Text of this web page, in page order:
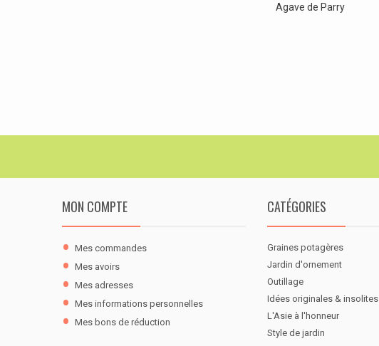
Agave de Parry
MON COMPTE
Mes commandes
Mes avoirs
Mes adresses
Mes informations personnelles
Mes bons de réduction
CATÉGORIES
Graines potagères
Jardin d'ornement
Outillage
Idées originales & insolites
L'Asie à l'honneur
Style de jardin